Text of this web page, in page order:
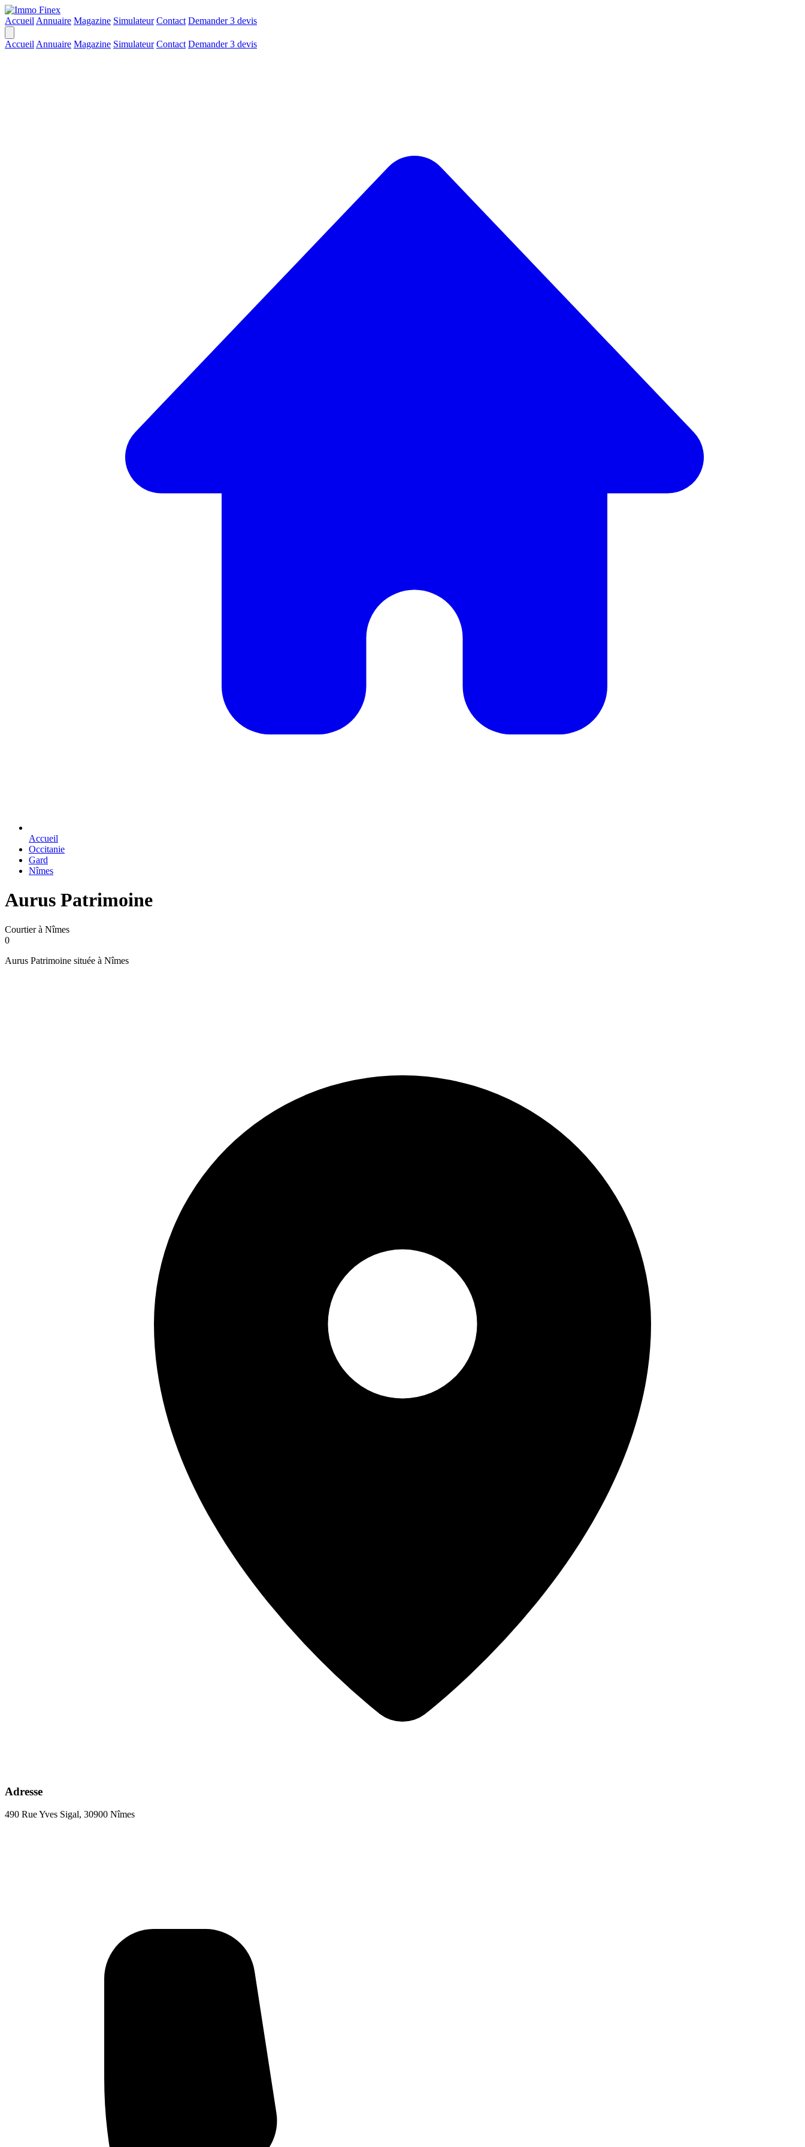
Accueil Annuaire Magazine Simulateur Contact Demander 3 devis
Accueil Annuaire Magazine Simulateur Contact Demander 3 devis
Accueil
Occitanie
Gard
Nîmes
Aurus Patrimoine
Courtier à Nîmes
0
Aurus Patrimoine située à Nîmes
Adresse
490 Rue Yves Sigal, 30900 Nîmes